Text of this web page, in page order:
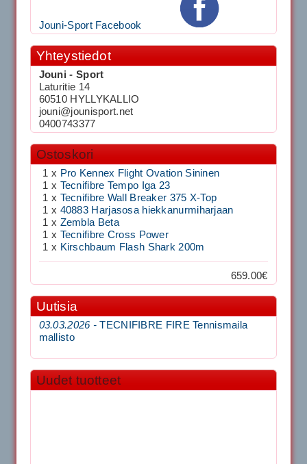
Jouni-Sport Facebook
Yhteystiedot
Jouni - Sport
Laturitie 14
60510 HYLLYKALLIO
jouni@jounisport.net
0400743377
Ostoskori
1 x Pro Kennex Flight Ovation Sininen
1 x Tecnifibre Tempo Iga 23
1 x Tecnifibre Wall Breaker 375 X-Top
1 x 40883 Harjasosa hiekkanurmiharjaan
1 x Zembla Beta
1 x Tecnifibre Cross Power
1 x Kirschbaum Flash Shark 200m
659.00€
Uutisia
03.03.2026 -TECNIFIBRE FIRE Tennismaila
mallisto
Uudet tuotteet